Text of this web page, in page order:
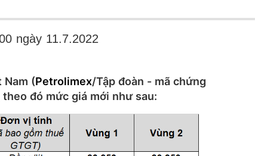
ngày 11.7.2022
Nam (Petrolimex/Tập đoàn - mã chứng
đó mức giá mới như sau: